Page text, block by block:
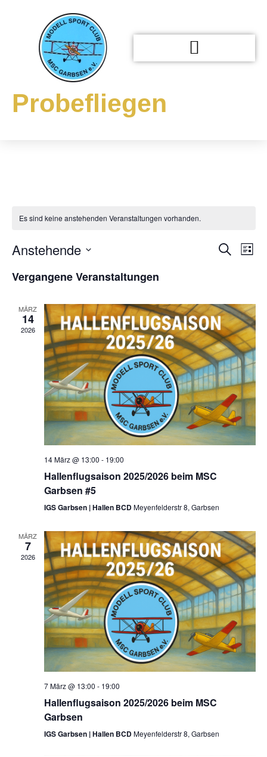
Probefliegen
Es sind keine anstehenden Veranstaltungen vorhanden.
SucheListe
Anstehende
wählen.
Vergangene Veranstaltungen
MÄRZ
14
2026
14 März @ 13:00 - 19:00
Hallenflugsaison 2025/2026 beim MSC
Garbsen #5
IGS Garbsen | Hallen BCDMeyenfelderstr 8, Garbsen
MÄRZ
7
2026
7 März @ 13:00 - 19:00
Hallenflugsaison 2025/2026 beim MSC
Garbsen
IGS Garbsen | Hallen BCDMeyenfelderstr 8, Garbsen